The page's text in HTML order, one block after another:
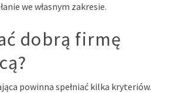
we własnym zakresie.
dobrą firmę
powinna spełniać kilka kryteriów.